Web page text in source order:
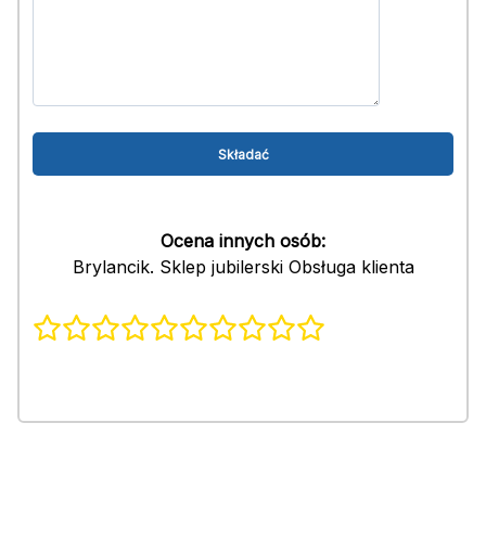
Ocena innych osób:
Brylancik. Sklep jubilerski Obsługa klienta